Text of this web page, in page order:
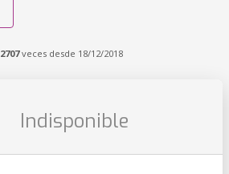
2707veces desde 18/12/2018
Indisponible